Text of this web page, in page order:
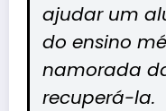
ajudar um
do ensino
namorada
recuperá-la.